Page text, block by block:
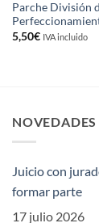
Parche División
5,50€ IVA incluido
NOVEDADES
Juicio con
formar parte
17 julio 2026